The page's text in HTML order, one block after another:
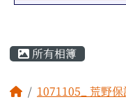
所有相簿
回首頁1071105_ 荒野